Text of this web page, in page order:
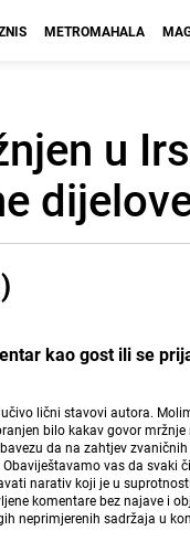
METROMAHALA
u
kao gost ili se
lični stavovi autora.
bilo kakav govor
da na zahtjev
vas da
narativ koji je u
komentare bez najave i
neprimjerenih sadržaja u